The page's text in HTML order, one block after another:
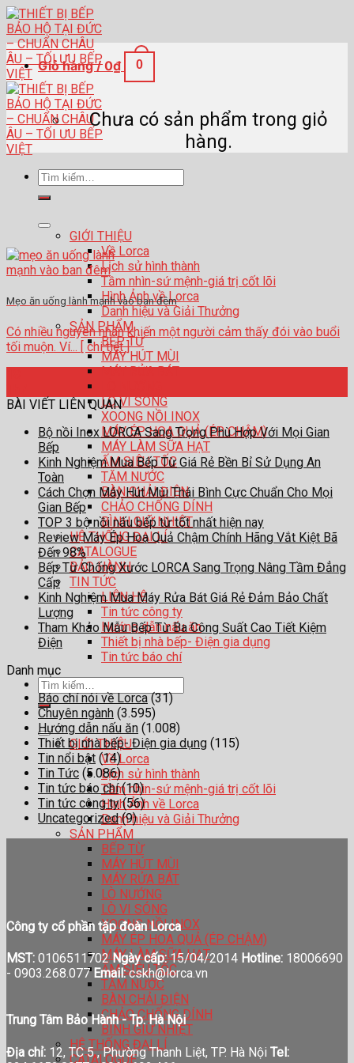
Skip
to
content
Tìm
kiếm:
GIỚI THIỆU
Về Lorca
Lịch sử hình thành
Tầm nhìn-sứ mệnh-giá trị cốt lõi
Hình Ảnh về Lorca
Danh hiệu và Giải Thưởng
SẢN PHẨM
BẾP TỪ
MÁY HÚT MÙI
MÁY RỬA BÁT
LÒ VI SÓNG
XOONG NỒI INOX
MÁY ÉP HOA QUẢ (ÉP CHẬM)
MÁY LÀM SỮA HẠT
ẤM SIÊU TỐC
TĂM NƯỚC
BÀN CHẢI ĐIỆN
CHẢO CHỐNG DÍNH
BÌNH GIỮ NHIỆT
HỆ THỐNG ĐẠI LÍ
CATALOGUE
BẢO HÀNH
TIN TỨC
LIÊN HỆ
Tin tức công ty
Hướng dẫn nấu ăn
Thiết bị nhà bếp- Điện gia dụng
Tin tức báo chí
Tìm
kiếm:
GIỚI THIỆU
Về Lorca
Lịch sử hình thành
Tầm nhìn-sứ mệnh-giá trị cốt lõi
Hình Ảnh về Lorca
Danh hiệu và Giải Thưởng
SẢN PHẨM
BẾP TỪ
MÁY HÚT MÙI
MÁY RỬA BÁT
LÒ NƯỚNG
LÒ VI SÓNG
XOONG NỒI INOX
MÁY ÉP HOA QUẢ (ÉP CHẬM)
MÁY LÀM SỮA HẠT
ẤM SIÊU TỐC
TĂM NƯỚC
BÀN CHẢI ĐIỆN
CHẢO CHỐNG DÍNH
BÌNH GIỮ NHIỆT
HỆ THỐNG ĐẠI LÍ
CATALOGUE
Giỏ hàng /0₫ 0
Chưa có sản phẩm trong giỏ
hàng.
Mẹo ăn uống lành mạnh vào ban đêm
Có nhiều nguyên nhân khiến một người cảm thấy đói vào buổi
tối muộn. Ví... [ chi tiết ]
BÀI VIẾT LIÊN QUAN
Bộ nồi Inox LORCA Sang Trọng Phù Hợp Với Mọi Gian
Bếp
Kinh Nghiệm Mua Bếp Từ Giá Rẻ Bền Bỉ Sử Dụng An
Toàn
Cách Chọn Máy Hút Mùi Thái Bình Cực Chuẩn Cho Mọi
Gian Bếp
TOP 3 bộ nồi nấu bếp từ tốt nhất hiện nay
Review Máy Ép Hoa Quả Chậm Chính Hãng Vắt Kiệt Bã
Đến 98%
Bếp Từ Chống Xước LORCA Sang Trọng Nâng Tầm Đẳng
Cấp
Kinh Nghiệm Mua Máy Rửa Bát Giá Rẻ Đảm Bảo Chất
Lượng
Tham Khảo Mẫu Bếp Từ Ba Công Suất Cao Tiết Kiệm
Điện
Danh mục
Báo chí nói về Lorca(31)
Chuyên ngành (3.595)
Hướng dẫn nấu ăn (1.008)
Thiết bị nhà bếp- Điện gia dụng (115)
Tin nổi bật (14)
Tin Tức (5.086)
Tin tức báo chí(10)
Tin tức công ty(56)
Uncategorized(9)
Công ty cổ phần tập đoàn Lorca
MST: 0106511702Ngày cấp:15/04/2014 Hotline: 18006690
- 0903.268.077 Email:cskh@lorca.vn
Trung Tâm Bảo Hành - Tp. Hà Nội
Địa chỉ: 12, TC 5 , Phường Thanh Liệt, TP. Hà Nội Tel: